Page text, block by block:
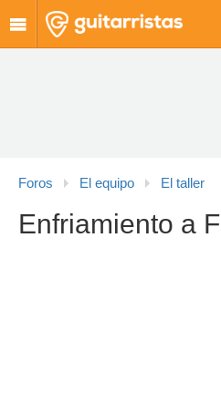
Foros El equipo El taller
Enfriamiento a